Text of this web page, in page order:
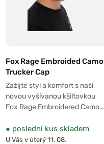
Fox Rage Embroided Camo
Trucker Cap
Zažijte styl a komfort s naší
novou vyšívanou kšiltovkou
Fox Rage Embroidered Camo…
● poslední kus skladem
U Vás v úterý 11. 08.